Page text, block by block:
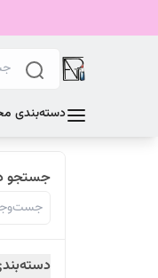
دسته‌بندی
جستجو